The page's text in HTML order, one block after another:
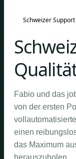
Schweizer Support
Fabio und das
von der ersten
einen
das Maximum
herauszuholen.